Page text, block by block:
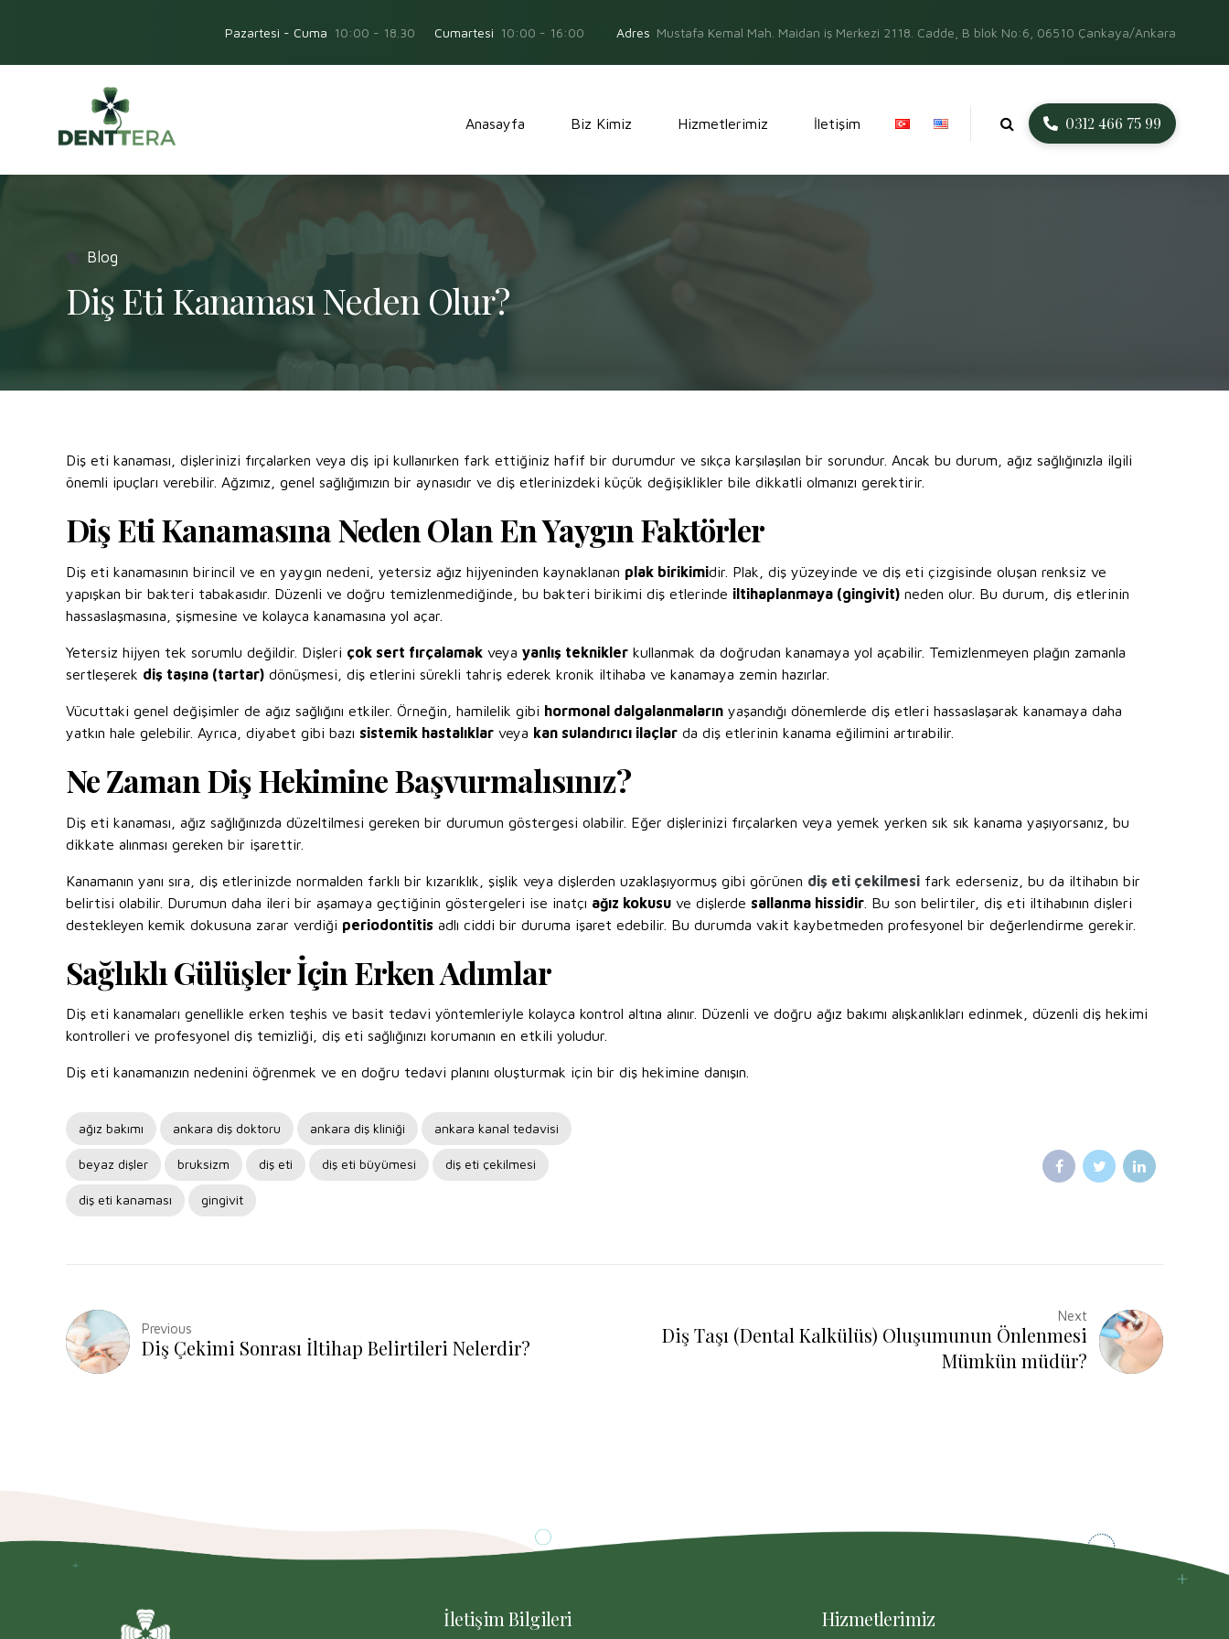
Pazartesi - Cuma 10:00 - 18.30 Cumartesi 10:00 - 16:00 Adres Mustafa Kemal Mah. Maidan iş Merkezi 2118. Cadde, B blok No:6, 06510 Çankaya/Ankara
0312 466 75 99
Anasayfa Biz Kimiz Hizmetlerimiz İletişim
Blog
Diş Eti Kanaması Neden Olur?
Diş eti kanaması, dişlerinizi fırçalarken veya diş ipi kullanırken fark ettiğiniz hafif bir durumdur ve sıkça karşılaşılan bir sorundur. Ancak bu durum, ağız sağlığınızla ilgili
önemli ipuçları verebilir. Ağzımız, genel sağlığımızın bir aynasıdır ve diş etlerinizdeki küçük değişiklikler bile dikkatli olmanızı gerektirir.
Diş Eti Kanamasına Neden Olan En Yaygın Faktörler
Diş eti kanamasının birincil ve en yaygın nedeni, yetersiz ağız hijyeninden kaynaklanan plak birikimidir. Plak, diş yüzeyinde ve diş eti çizgisinde oluşan renksiz ve
yapışkan bir bakteri tabakasıdır. Düzenli ve doğru temizlenmediğinde, bu bakteri birikimi diş etlerinde iltihaplanmaya (gingivit) neden olur. Bu durum, diş etlerinin
hassaslaşmasına, şişmesine ve kolayca kanamasına yol açar.
Yetersiz hijyen tek sorumlu değildir. Dişleri çok sert fırçalamak veya yanlış teknikler kullanmak da doğrudan kanamaya yol açabilir. Temizlenmeyen plağın zamanla
sertleşerek diş taşına (tartar) dönüşmesi, diş etlerini sürekli tahriş ederek kronik iltihaba ve kanamaya zemin hazırlar.
Vücuttaki genel değişimler de ağız sağlığını etkiler. Örneğin, hamilelik gibi hormonal dalgalanmaların yaşandığı dönemlerde diş etleri hassaslaşarak kanamaya daha
yatkın hale gelebilir. Ayrıca, diyabet gibi bazı sistemik hastalıklar veya kan sulandırıcı ilaçlar da diş etlerinin kanama eğilimini artırabilir.
Ne Zaman Diş Hekimine Başvurmalısınız?
Diş eti kanaması, ağız sağlığınızda düzeltilmesi gereken bir durumun göstergesi olabilir. Eğer dişlerinizi fırçalarken veya yemek yerken sık sık kanama yaşıyorsanız, bu
dikkate alınması gereken bir işarettir.
Kanamanın yanı sıra, diş etlerinizde normalden farklı bir kızarıklık, şişlik veya dişlerden uzaklaşıyormuş gibi görünen diş eti çekilmesi fark ederseniz, bu da iltihabın bir
belirtisi olabilir. Durumun daha ileri bir aşamaya geçtiğinin göstergeleri ise inatçı ağız kokusu ve dişlerde sallanma hissidir . Bu son belirtiler, diş eti iltihabının dişleri
destekleyen kemik dokusuna zarar verdiği periodontitis adlı ciddi bir duruma işaret edebilir. Bu durumda vakit kaybetmeden profesyonel bir değerlendirme gerekir.
Sağlıklı Gülüşler İçin Erken Adımlar
Diş eti kanamaları genellikle erken teşhis ve basit tedavi yöntemleriyle kolayca kontrol altına alınır. Düzenli ve doğru ağız bakımı alışkanlıkları edinmek, düzenli diş hekimi
kontrolleri ve profesyonel diş temizliği, diş eti sağlığınızı korumanın en etkili yoludur.
Diş eti kanamanızın nedenini öğrenmek ve en doğru tedavi planını oluşturmak için bir diş hekimine danışın.
ağız bakımı ankara diş doktoru ankara diş kliniği ankara kanal tedavisi
beyaz dişler bruksizm diş eti diş eti büyümesi diş eti çekilmesi
diş eti kanaması gingivit
Previous
Diş Çekimi Sonrası İltihap Belirtileri Nelerdir?
Next
Diş Taşı (Dental Kalkülüs) Oluşumunun Önlenmesi
Mümkün müdür?
İletişim Bilgileri Hizmetlerimiz